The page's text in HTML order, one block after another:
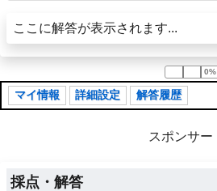
ここに解答が表示されます...
0%
0%
マイ情報 詳細設定 解答履歴
スポンサー
採点・解答